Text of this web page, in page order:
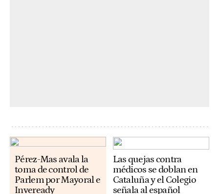
Pérez-Mas avala la
toma de control de
Parlem por Mayoral e
Inveready
Las quejas contra
médicos se doblan en
Cataluña y el Colegio
señala al español